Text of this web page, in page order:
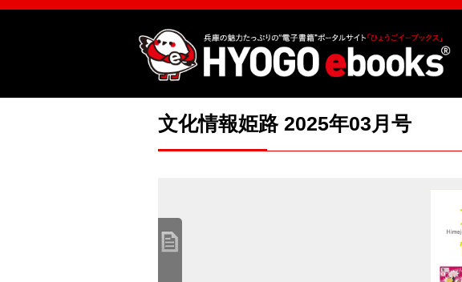
文化情報姫路 2025年03月号